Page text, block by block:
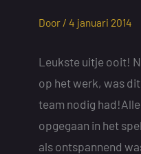
Door / 4 januari 2014
Leukste uitje ooit!
op het werk, was
team nodig
opgegaan in het
als ontspannend